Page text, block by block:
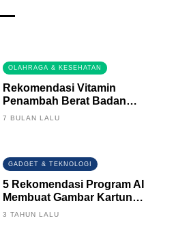
OLAHRAGA & KESEHATAN
Rekomendasi Vitamin
Penambah Berat Badan
Terbaik
7 BULAN LALU
GADGET & TEKNOLOGI
5 Rekomendasi Program AI
Membuat Gambar Kartun
Keren
3 TAHUN LALU